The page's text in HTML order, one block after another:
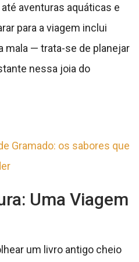
aventuras aquáticas e
para a viagem inclui
mala — trata-se de planejar
nessa joia do
Gramado: os sabores que
Uma Viagem
um livro antigo cheio